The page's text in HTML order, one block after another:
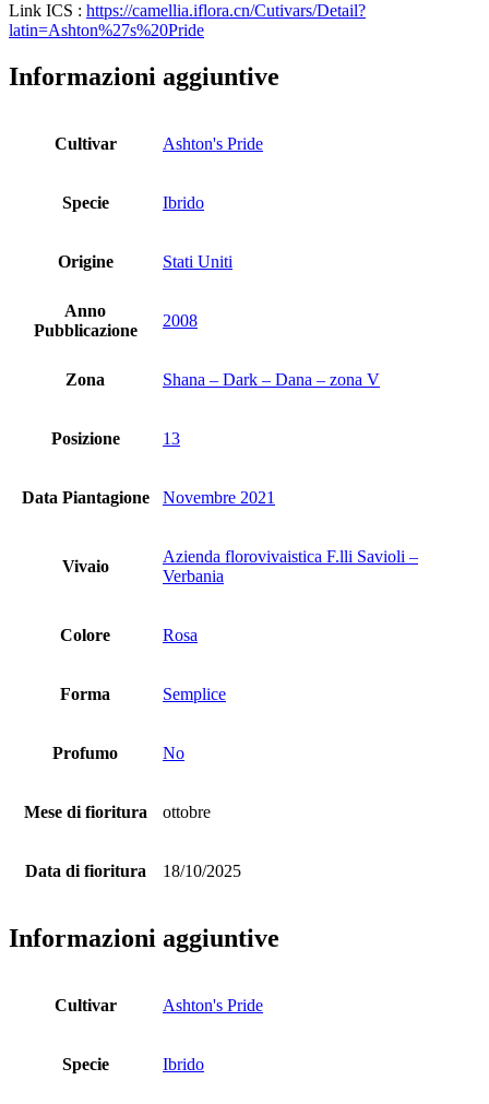
Link ICS : https://camellia.iflora.cn/Cutivars/Detail?
latin=Ashton%27s%20Pride
Informazioni aggiuntive
Cultivar Ashton's Pride
Specie Ibrido
Origine Stati Uniti
Anno
Pubblicazione
2008
Zona Shana – Dark – Dana – zona V
Posizione 13
Data Piantagione Novembre 2021
Vivaio
Azienda florovivaistica F.lli Savioli –
Verbania
Colore Rosa
Forma Semplice
Profumo No
Mese di fioritura ottobre
Data di fioritura 18/10/2025
Informazioni aggiuntive
Cultivar Ashton's Pride
Specie Ibrido